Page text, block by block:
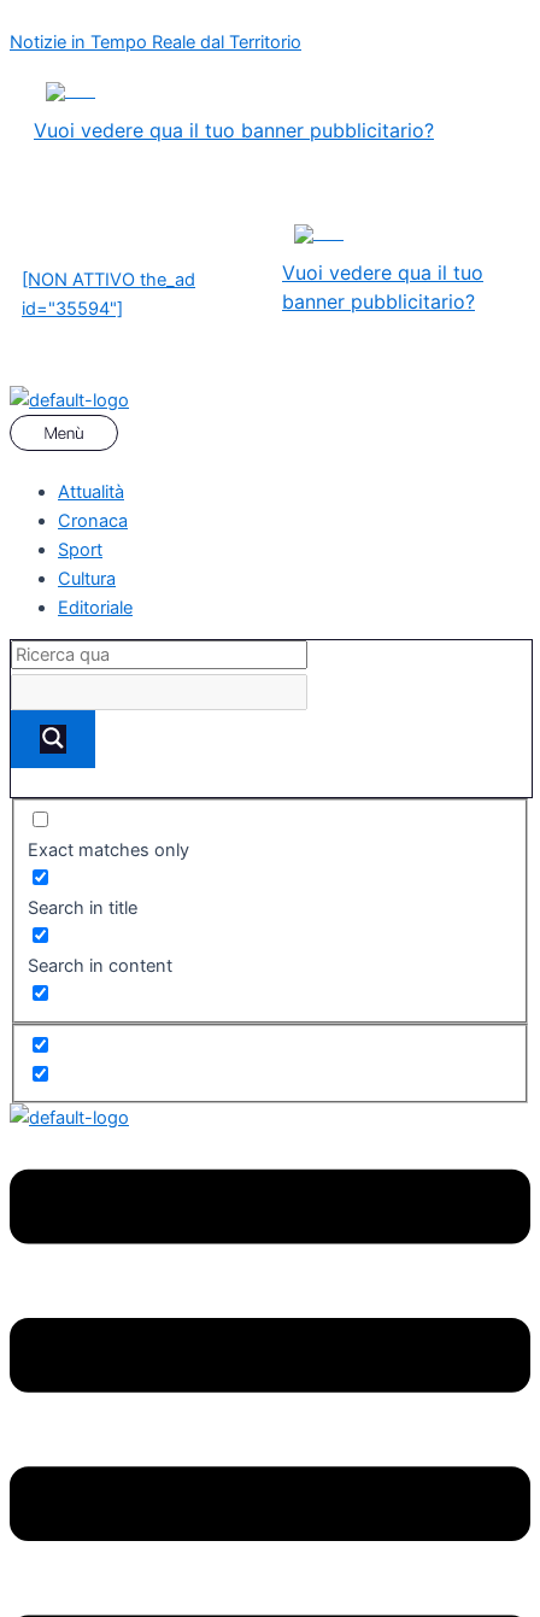
al
Notizie in Tempo Reale dal Territorio
Vuoi vedere qua il tuo banner pubblicitario?
[NON ATTIVO the_ad
id="35594"]
Vuoi vedere qua il tuo
banner pubblicitario?
Attualità
Cronaca
Sport
Cultura
Editoriale
Exact matches only
Search in title
Search in content
articoli